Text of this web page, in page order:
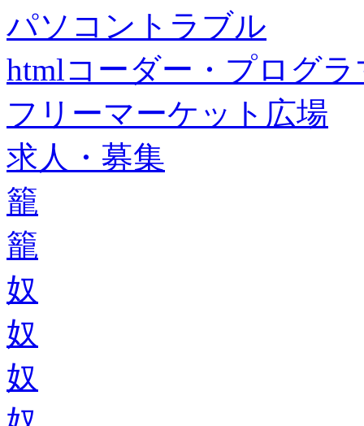
パソコントラブル
htmlコーダー・プログラ
フリーマーケット広場
求人・募集
籠
籠
奴
奴
奴